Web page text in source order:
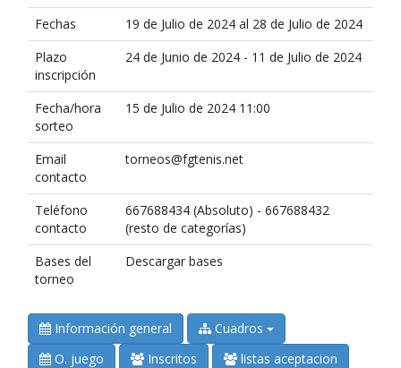
Fechas
19 de Julio de 2024 al 28 de Julio de 2024
Plazo
inscripción
24 de Junio de 2024 - 11 de Julio de 2024
Fecha/hora
sorteo
15 de Julio de 2024 11:00
Email
contacto
torneos@fgtenis.net
Teléfono
contacto
667688434 (Absoluto) - 667688432
(resto de categorías)
Bases del
torneo
Descargar bases
Información general
Cuadros
O. juego
Inscritos listas aceptacion